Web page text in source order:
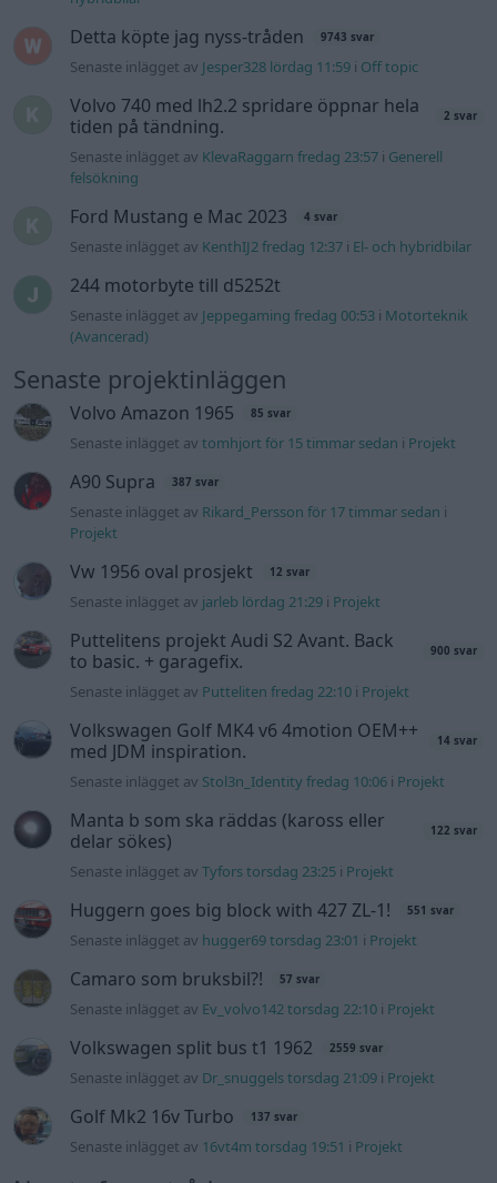
Detta köpte jag nyss-tråden 9743 svar
Senaste inlägget av Jesper328 lördag 11:59 i Off topic
Volvo 740 med lh2.2 spridare öppnar hela
tiden på tändning.
2 svar
Senaste inlägget av KlevaRaggarn fredag 23:57 i Generell
felsökning
Ford Mustang e Mac 2023 4 svar
Senaste inlägget av KenthIJ2 fredag 12:37 i El- och hybridbilar
244 motorbyte till d5252t
Senaste inlägget av Jeppegaming fredag 00:53 i Motorteknik
(Avancerad)
Senaste projektinläggen
Volvo Amazon 1965 85 svar
Senaste inlägget avtomhjort för 15 timmar sedan i Projekt
A90 Supra 387 svar
Senaste inlägget av Rikard_Persson för 17 timmar sedan i
Projekt
Vw 1956 oval prosjekt 12 svar
Senaste inlägget av jarleb lördag 21:29 i Projekt
Puttelitens projekt Audi S2 Avant. Back
to basic. + garagefix.
900 svar
Senaste inlägget av Putteliten fredag 22:10 i Projekt
Volkswagen Golf MK4 v6 4motion OEM++
med JDM inspiration.
14 svar
Senaste inlägget av Stol3n_Identity fredag 10:06 i Projekt
Manta b som ska räddas (kaross eller
delar sökes)
122 svar
Senaste inlägget avTyfors torsdag 23:25 i Projekt
Huggern goes big block with 427 ZL-1! 551 svar
Senaste inlägget av hugger69 torsdag 23:01 i Projekt
Camaro som bruksbil?! 57 svar
Senaste inlägget av Ev_volvo142 torsdag 22:10 i Projekt
Volkswagen split bus t1 1962 2559 svar
Senaste inlägget av Dr_snuggels torsdag 21:09 i Projekt
Golf Mk2 16v Turbo 137 svar
Senaste inlägget av 16vt4m torsdag 19:51 i Projekt